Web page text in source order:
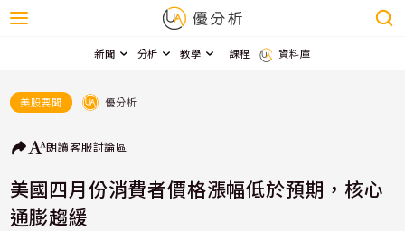
新聞 分析 教學 課程 資料庫
美股要聞 優分析
朗讀客服討論區
美國四月份消費者價格漲幅低於預期，核心
通膨趨緩